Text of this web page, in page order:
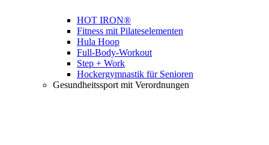
HOT IRON®
Fitness mit Pilateselementen
Hula Hoop
Full-Body-Workout
Step + Work
Hockergymnastik für Senioren
Gesundheitssport mit Verordnungen